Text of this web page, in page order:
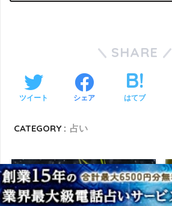
SHARE
ツイート シェア はてブ
CATEGORY : 占い